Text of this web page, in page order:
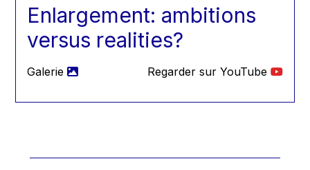
Jan O. Karlsson
Janez Potočnik
Jean Tirole
Enlargement: ambitions
versus realities?
Galerie Regarder sur YouTube